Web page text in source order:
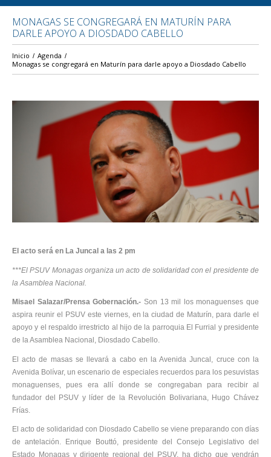
MONAGAS SE CONGREGARÁ EN MATURÍN PARA
DARLE APOYO A DIOSDADO CABELLO
Inicio
Agenda
Monagas se congregará en Maturín para darle apoyo a Diosdado Cabello
El acto será en La Juncal a las 2 pm
***El PSUV Monagas organiza un acto de solidaridad con el presidente de
la Asamblea Nacional.
Misael Salazar/Prensa Gobernación.- Son 13 mil los monaguenses que
aspira reunir el PSUV este viernes, en la ciudad de Maturín, para darle el
apoyo y el respaldo irrestricto al hijo de la parroquia El Furrial y presidente
de la Asamblea Nacional, Diosdado Cabello.
El acto de masas se llevará a cabo en la Avenida Juncal, cruce con la
Avenida Bolívar, un escenario de especiales recuerdos para los pesuvistas
monaguenses, pues era allí donde se congregaban para recibir al
fundador del PSUV y líder de la Revolución Bolivariana, Hugo Chávez
Frías.
El acto de solidaridad con Diosdado Cabello se viene preparando con días
de antelación. Enrique Bouttó, presidente del Consejo Legislativo del
Estado Monagas y dirigente regional del PSUV, ha dicho que vendrán